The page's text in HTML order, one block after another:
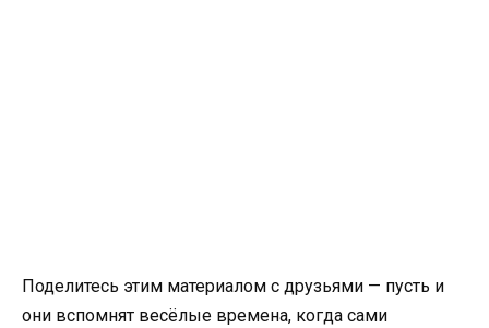
Поделитесь этим материалом с друзьями — пусть и
они вспомнят весёлые времена, когда сами